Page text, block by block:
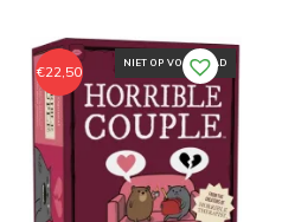
NIET OP VOORRAAD
€22,50